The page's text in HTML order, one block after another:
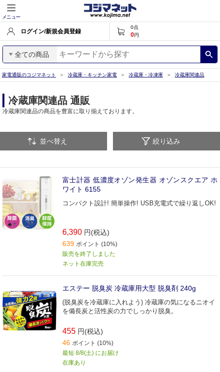
メニュー
ログイン/新規会員登録
0点
0円
全ての商品
家電通販のコジマネット 冷蔵庫・キッチン家電 冷蔵庫・冷凍庫 冷蔵庫関連品
冷蔵庫関連品 通販
冷蔵庫関連品の商品を豊富に取り揃えております。
並べ替え 絞り込み
富士計器 低濃度オゾン発生器 オゾンスクエア ホ
ワイト 6155
コンパクト設計! 簡単操作! USB充電式で繰り返しOK!
6,390 円(税込)
639 ポイント (10%)
販売を終了しました
ネット在庫完売
エステー 脱臭炭 冷蔵庫用大型 脱臭剤 240g
(脱臭炭を冷蔵庫に入れよう) 冷蔵庫の気になるニオイ
を備長炭と活性炭の力でしっかり脱臭。
455 円(税込)
46 ポイント (10%)
最短 8/8(土) にお届け
在庫あり